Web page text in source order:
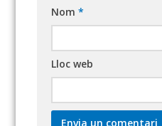
Nom *
Lloc web